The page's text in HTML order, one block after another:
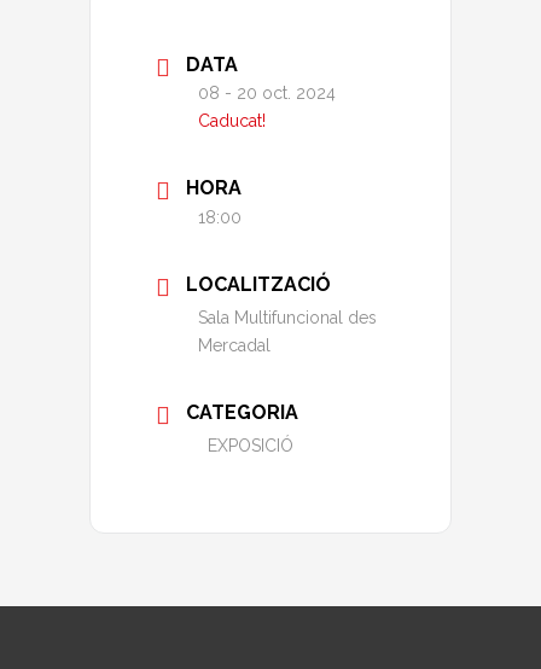
DATA
08 - 20 oct. 2024
Caducat!
HORA
18:00
LOCALITZACIÓ
Sala Multifuncional des
Mercadal
CATEGORIA
EXPOSICIÓ